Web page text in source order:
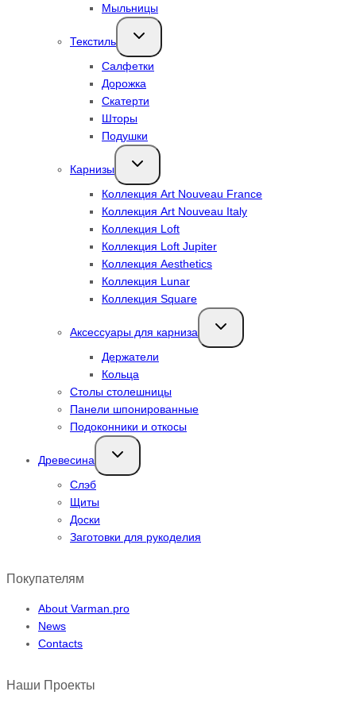
Мыльницы
Текстиль
Переключить
дочернее
Салфетки
Дорожка
Скатерти
Шторы
Подушки
Карнизы
Переключить
дочернее
Коллекция Art Nouveau France
Коллекция Art Nouveau Italy
Коллекция Loft
Коллекция Loft Jupiter
Коллекция Aesthetics
Коллекция Lunar
Коллекция Square
Аксессуары для карниза
Переключить
дочернее
Держатели
Кольца
Столы столешницы
Панели шпонированные
Подоконники и откосы
Древесина
Переключить
дочернее
Слэб
Щиты
Доски
Заготовки для рукоделия
Покупателям
About Varman.pro
News
Contacts
Наши Проекты